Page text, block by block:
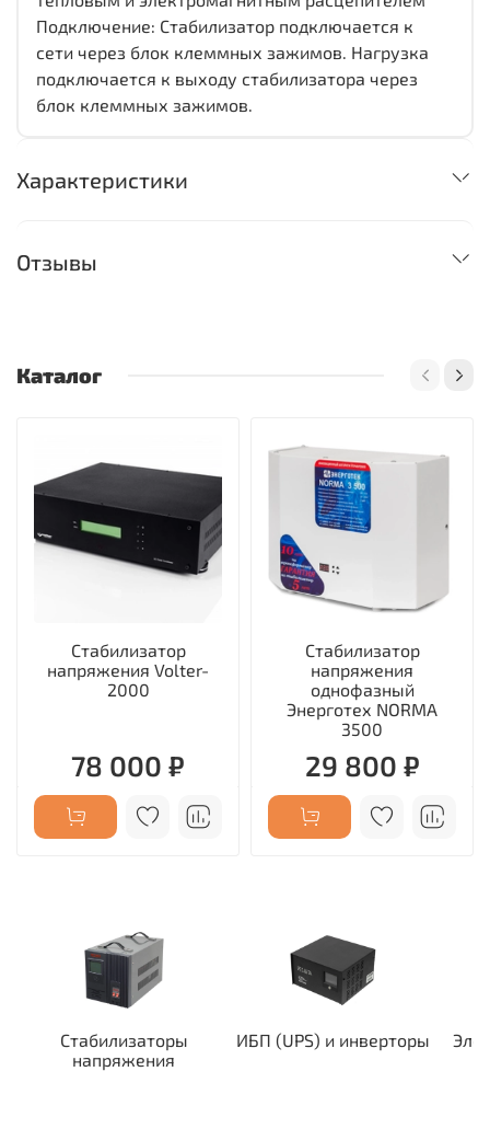
Подключение: Стабилизатор подключается к
сети через блок клеммных зажимов. Нагрузка
подключается к выходу стабилизатора через
блок клеммных зажимов.
Характеристики
Отзывы
Каталог
Стабилизатор
напряжения Volter-
2000
78 000 ₽
Стабилизатор
напряжения
однофазный
Энерготех NORMA
3500
29 800 ₽
Стабилизаторы
напряжения
ИБП (UPS) и инверторы